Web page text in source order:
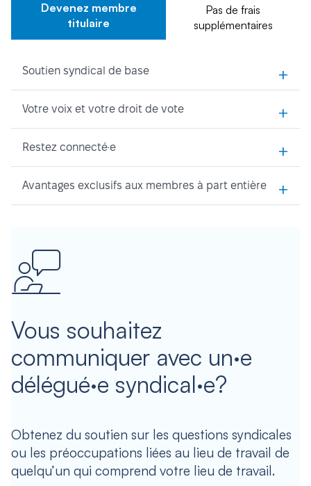
Devenez membre
titulaire
Pas de frais
supplémentaires
Soutien syndical de base +
Votre voix et votre droit de vote +
Restez connecté·e +
Avantages exclusifs aux membres à part entière +
Vous souhaitez
communiquer avec un·e
délégué·e syndical·e?
Obtenez du soutien sur les questions syndicales
ou les préoccupations liées au lieu de travail de
quelqu’un qui comprend votre lieu de travail.